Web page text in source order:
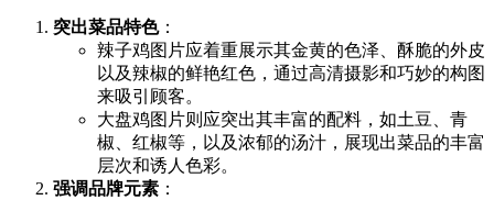
突出菜品特色‌：
辣子鸡图片应着重展示其金黄的色泽、酥脆的外皮
以及辣椒的鲜艳红色，通过高清摄影和巧妙的构图
来吸引顾客‌。
大盘鸡图片则应突出其丰富的配料，如土豆、青
椒、红椒等，以及浓郁的汤汁，展现出菜品的丰富
层次和诱人色彩‌。
强调品牌元素 ‌：